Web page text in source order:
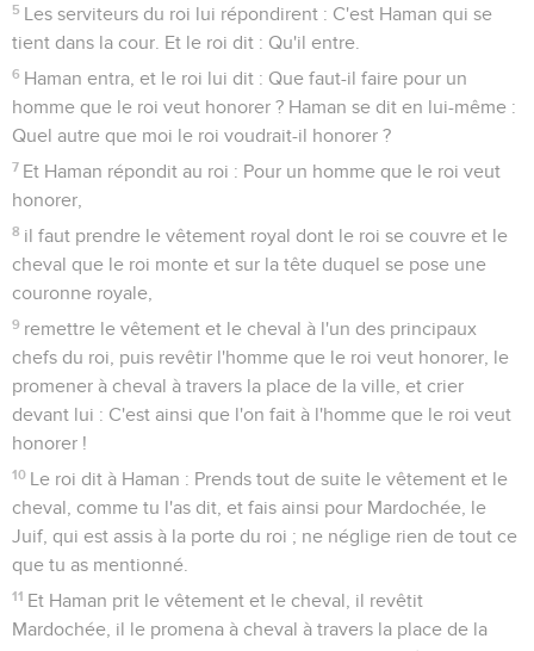
5 Les serviteurs du roi lui répondirent : C'est Haman qui se
tient dans la cour. Et le roi dit : Qu'il entre.
6 Haman entra, et le roi lui dit : Que faut-il faire pour un
homme que le roi veut honorer ? Haman se dit en lui-même :
Quel autre que moi le roi voudrait-il honorer ?
7 Et Haman répondit au roi : Pour un homme que le roi veut
honorer,
8 il faut prendre le vêtement royal dont le roi se couvre et le
cheval que le roi monte et sur la tête duquel se pose une
couronne royale,
9 remettre le vêtement et le cheval à l'un des principaux
chefs du roi, puis revêtir l'homme que le roi veut honorer, le
promener à cheval à travers la place de la ville, et crier
devant lui : C'est ainsi que l'on fait à l'homme que le roi veut
honorer !
10 Le roi dit à Haman : Prends tout de suite le vêtement et le
cheval, comme tu l'as dit, et fais ainsi pour Mardochée, le
Juif, qui est assis à la porte du roi ; ne néglige rien de tout ce
que tu as mentionné.
11 Et Haman prit le vêtement et le cheval, il revêtit
Mardochée, il le promena à cheval à travers la place de la